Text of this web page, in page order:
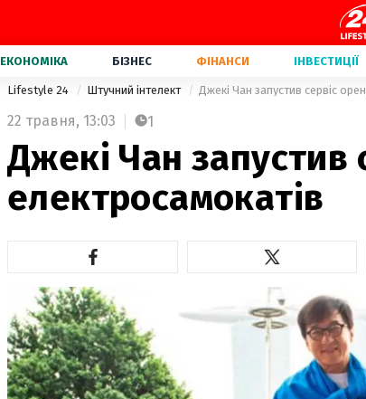
ЕКОНОМІКА БІЗНЕС ФІНАНСИ ІНВЕСТИЦІЇ
Lifestyle 24 Штучний інтелект Джекі Чан запустив сервіс
22 травня, 13:03 1
Джекі Чан запустив
електросамокатів